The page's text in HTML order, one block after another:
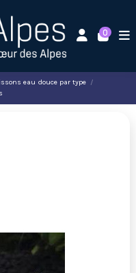
0
eau douce par type